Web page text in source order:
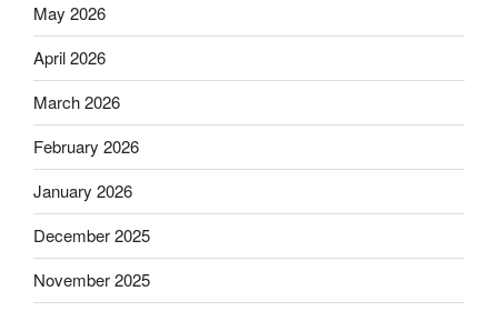
May 2026
April 2026
March 2026
February 2026
January 2026
December 2025
November 2025